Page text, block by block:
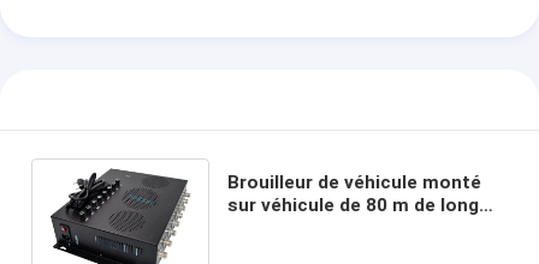
Brouilleur de véhicule monté
sur véhicule de 80 m de long